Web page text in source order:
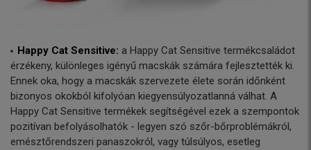
Happy Cat Sensitive: a Happy Cat Sensitive termékcsaládot
érzékeny, különleges igényű macskák számára fejlesztették ki.
Ennek oka, hogy a macskák szervezete élete során időnként
bizonyos okokból kifolyóan kiegyensúlyozatlanná válhat. A
Happy Cat Sensitive termékek segítségével ezek a szempontok
pozitívan befolyásolhatók - legyen szó szőr-bőrproblémákról,
emésztőrendszeri panaszokról, vagy túlsúlyos, esetleg